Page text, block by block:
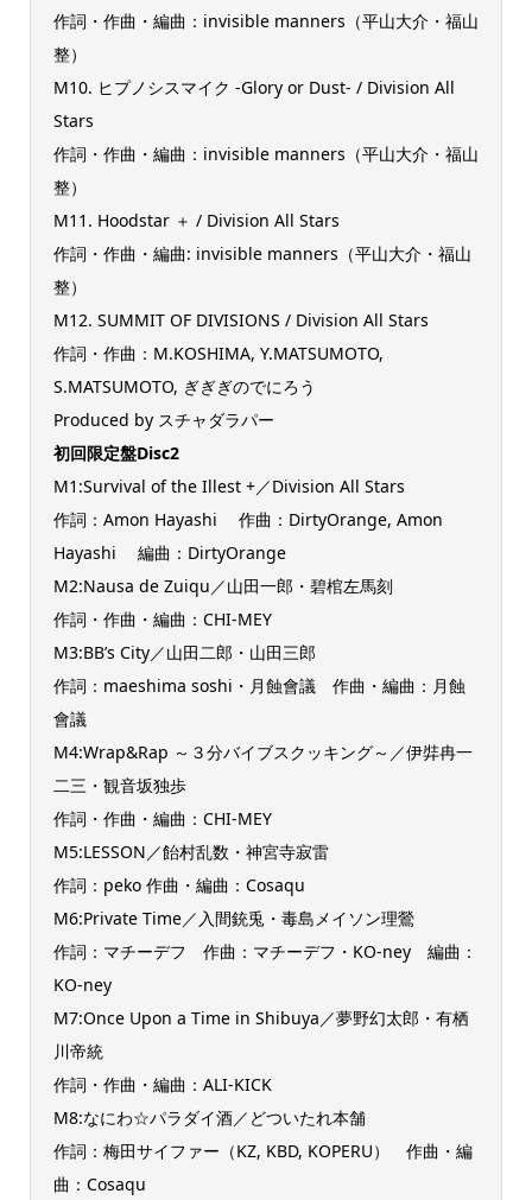
作詞・作曲・編曲：invisible manners（平山大介・福山
整）
M10. ヒプノシスマイク -Glory or Dust- / Division All
Stars
作詞・作曲・編曲：invisible manners（平山大介・福山
整）
M11. Hoodstar ＋ / Division All Stars
作詞・作曲・編曲: invisible manners（平山大介・福山
整）
M12. SUMMIT OF DIVISIONS / Division All Stars
作詞・作曲：M.KOSHIMA, Y.MATSUMOTO,
S.MATSUMOTO, ぎぎぎのでにろう
Produced by スチャダラパー
初回限定盤Disc2
M1:Survival of the Illest +／Division All Stars
作詞：Amon Hayashi 作曲：DirtyOrange, Amon
Hayashi 編曲：DirtyOrange
M2:Nausa de Zuiqu／山田一郎・碧棺左馬刻
作詞・作曲・編曲：CHI-MEY
M3:BB’s City／山田二郎・山田三郎
作詞：maeshima soshi・月蝕會議 作曲・編曲：月蝕
會議
M4:Wrap&Rap ～３分バイブスクッキング～／伊弉冉一
二三・観音坂独歩
作詞・作曲・編曲：CHI-MEY
M5:LESSON／飴村乱数・神宮寺寂雷
作詞：peko 作曲・編曲：Cosaqu
M6:Private Time／入間銃兎・毒島メイソン理鶯
作詞：マチーデフ 作曲：マチーデフ・KO-ney 編曲：
KO-ney
M7:Once Upon a Time in Shibuya／夢野幻太郎・有栖
川帝統
作詞・作曲・編曲：ALI-KICK
M8:なにわ☆パラダイ酒／どついたれ本舗
作詞：梅田サイファー（KZ, KBD, KOPERU） 作曲・編
曲：Cosaqu